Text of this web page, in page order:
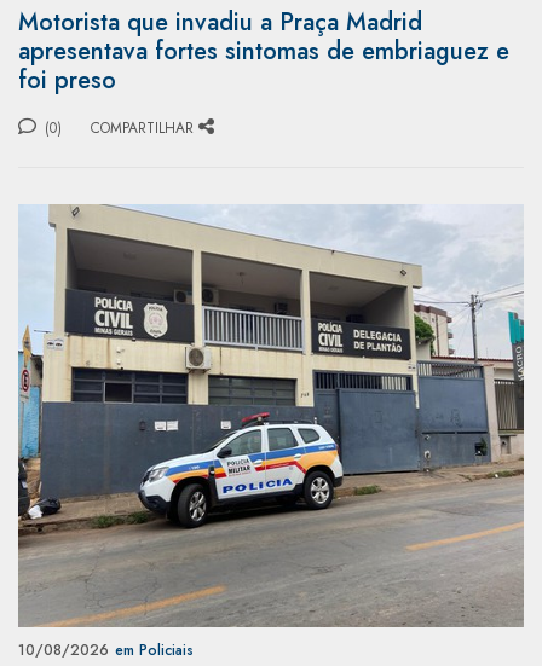
Motorista que invadiu a Praça Madrid
apresentava fortes sintomas de embriaguez e
foi preso
(0) COMPARTILHAR
10/08/2026 em Policiais